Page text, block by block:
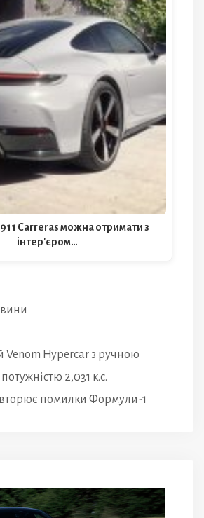
911 Carreras можна отримати з
інтер'єром…
Venom Hypercar з ручною
2,031 к.с.
помилки Формули-1